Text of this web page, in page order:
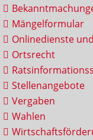
Mängelformular
Onlinedienste
Ortsrecht
Stellenangebote
Vergaben
Wahlen